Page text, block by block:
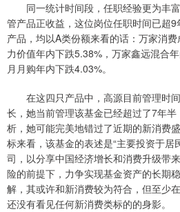
同一统计时间段，任职经验更为丰
管产品正收益，这位岗位任职时间已超
产品，均以A类份额来看的话：万家消
力价值年内下跌5.38%，万家鑫远混合
月月购年内下跌4.03%。
在这四只产品中，高源目前管理时
长，她当前管理该基金已经超过了7年
析，她可能完美地错过了近期的新消费
标来看，该基金的表述是“主要投资于
司，以分享中国经济增长和消费升级带
险的前提下，力争实现基金资产的长期
解，其或许和新消费较为符合，但至少
还没有看见任何新消费类标的的身影。